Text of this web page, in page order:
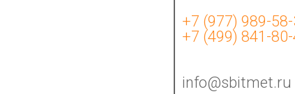
+7 (977) 989-
+7 (499) 841-80-
info@sbitmet.ru